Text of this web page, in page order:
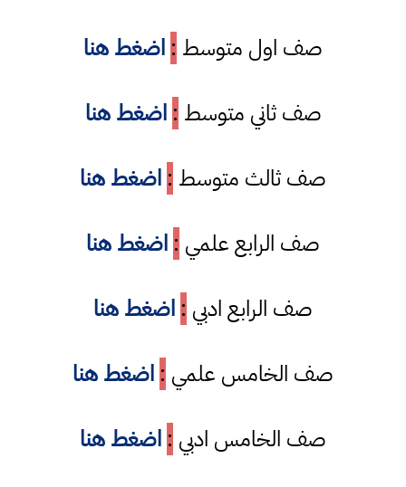
صف اول متوسط : اضغط هنا
صف ثاني متوسط : اضغط هنا
صف ثالث متوسط : اضغط هنا
صف الرابع علمي : اضغط هنا
صف الرابع ادبي : اضغط هنا
صف الخامس علمي : اضغط هنا
صف الخامس ادبي : اضغط هنا